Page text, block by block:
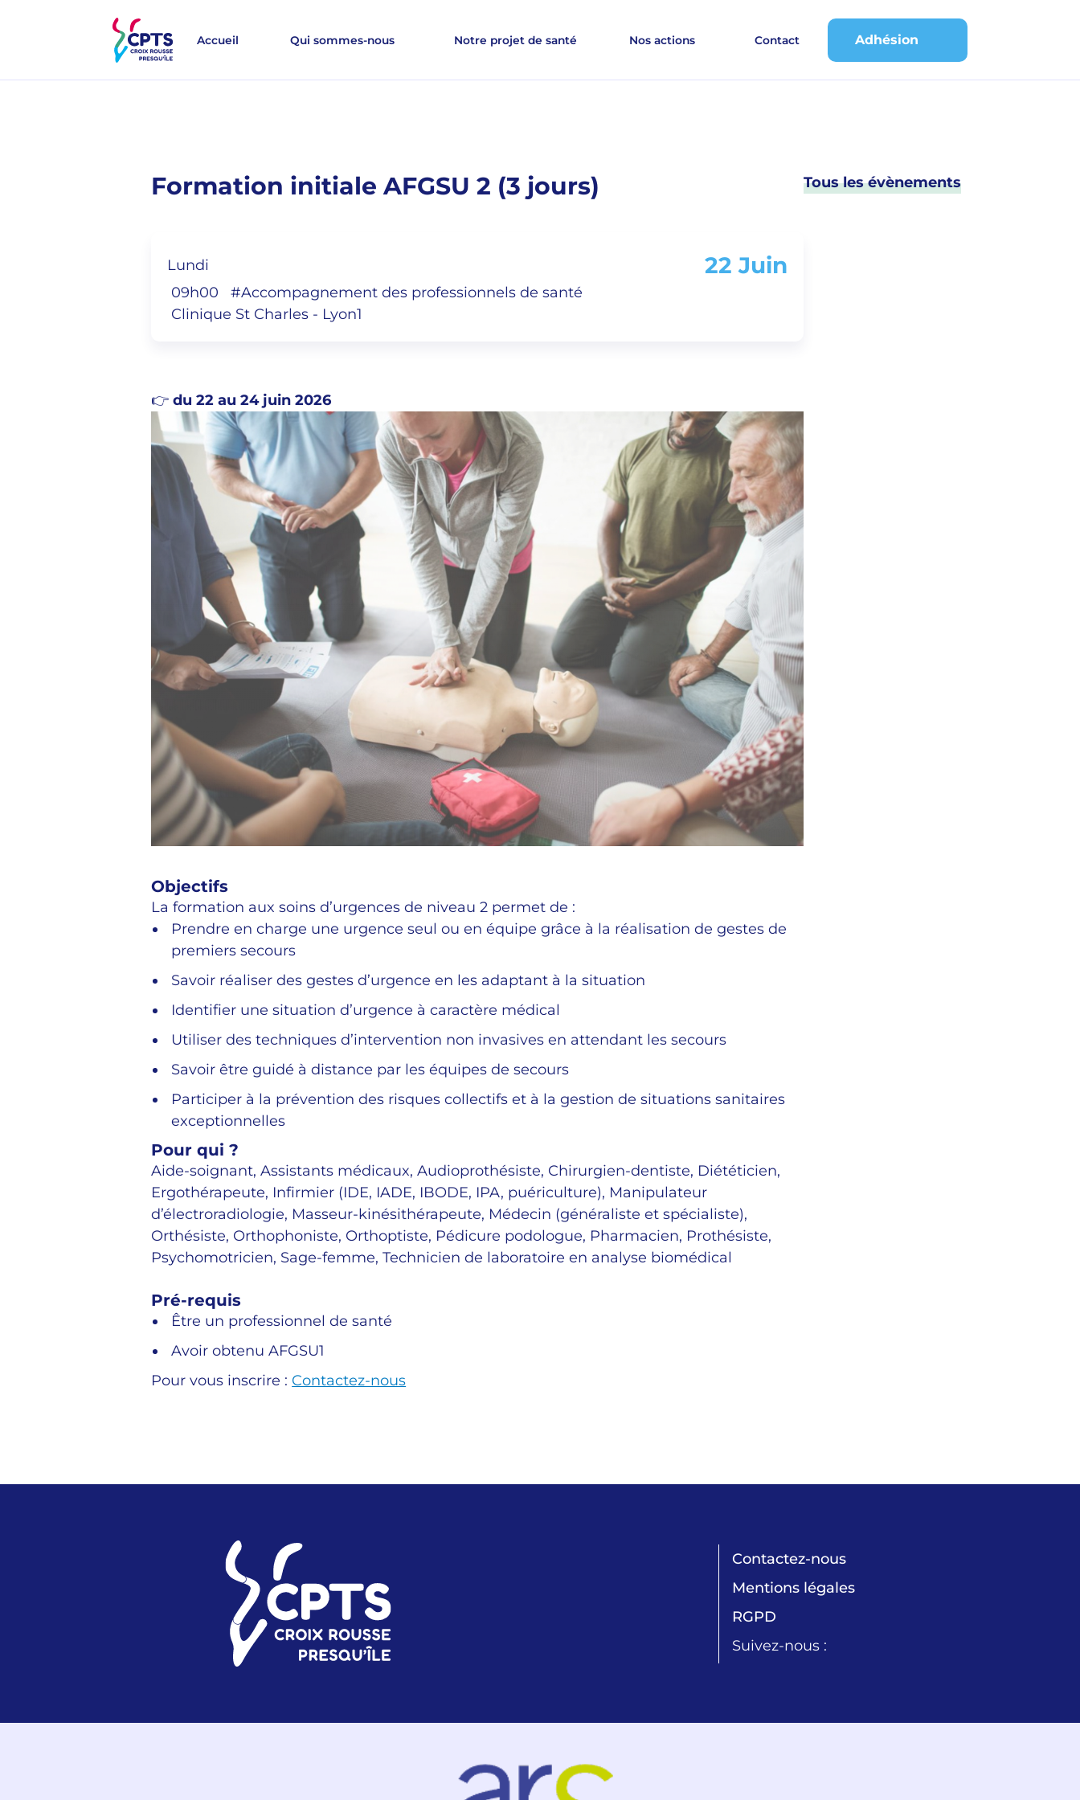
Accueil Qui sommes-nous Notre projet de santé Nos actions Contact Adhésion
Accueil
Formation initiale AFGSU 2 (3 jours)
Lundi 22 Juin
09h00
#Accompagnement des professionnels de santé
Clinique St Charles - Lyon1
👉du 22 au 24 juin 2026
Objectifs
La formation aux soins d’urgences de niveau 2 permet de :
Prendre en charge une urgence seul ou en équipe grâce à la réalisation de gestes de
premiers secours
Savoir réaliser des gestes d’urgence en les adaptant à la situation
Identifier une situation d’urgence à caractère médical
Utiliser des techniques d’intervention non invasives en attendant les secours
Savoir être guidé à distance par les équipes de secours
Participer à la prévention des risques collectifs et à la gestion de situations sanitaires
exceptionnelles
Pour qui ?
Aide-soignant, Assistants médicaux, Audioprothésiste, Chirurgien-dentiste, Diététicien,
Ergothérapeute, Infirmier (IDE, IADE, IBODE, IPA, puériculture), Manipulateur
d’électroradiologie, Masseur-kinésithérapeute, Médecin (généraliste et spécialiste),
Orthésiste, Orthophoniste, Orthoptiste, Pédicure podologue, Pharmacien, Prothésiste,
Psychomotricien, Sage-femme, Technicien de laboratoire en analyse biomédical
Pré-requis
Être un professionnel de santé
Avoir obtenu AFGSU1
Pour vous inscrire : Contactez-nous
Tous les évènements
Contactez-nous
Mentions légales
RGPD
Suivez-nous :